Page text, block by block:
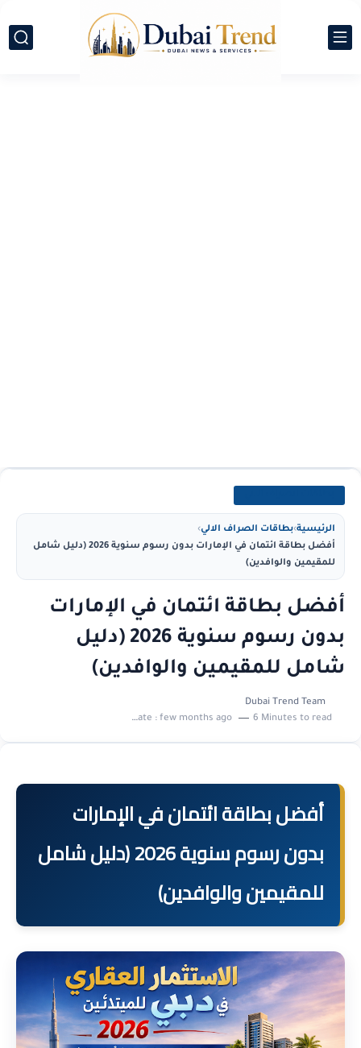
الرئيسية›بطاقات الصراف الالي›
أفضل بطاقة ائتمان في الإمارات بدون رسوم سنوية 2026 (دليل شامل
للمقيمين والوافدين)
أفضل بطاقة ائتمان في الإمارات
بدون رسوم سنوية 2026 (دليل
شامل للمقيمين والوافدين)
Dubai Trend Team
Last update :
few months ago 6 Minutes to read
أفضل بطاقة ائتمان في الإمارات
بدون رسوم سنوية 2026 (دليل شامل
للمقيمين والوافدين)